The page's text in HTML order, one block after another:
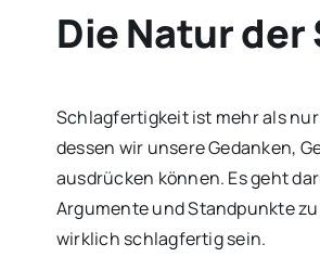
Die Natur
Schlagfertigkeit ist mehr als
dessen wir unsere Gedanken,
ausdrücken können. Es geht
Argumente und Standpunkte
wirklich schlagfertig sein.